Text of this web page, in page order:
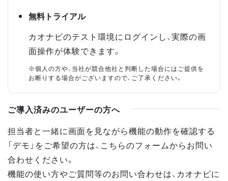
無料トライアル
カオナビのテスト環境にログインし、実際の画
面操作が体験できます。
※個人の方や、当社が競合他社と判断した場合にはご提供を
お断りする場合がございますので、ご了承ください。
ご導入済みのユーザーの方へ
担当者と一緒に画面を見ながら機能の動作を確認する
「デモ」をご希望の方は、こちらのフォームからお問い
合わせください。
機能の使い方やご質問等のお問い合わせは、カオナビに